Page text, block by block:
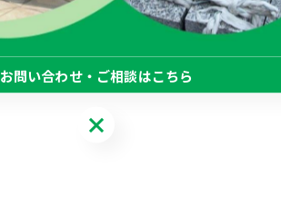
お問い合わせ・ご相談はこちら
お問い合わせ・ご相談はこちら